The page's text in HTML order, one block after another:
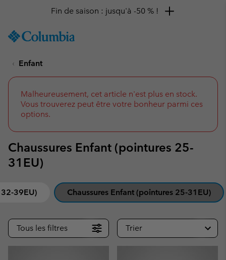
TO
SKIP
NAV
SKIP
TO
SEARCH
Remise de 10 % à saisir
Enfant
Malheureusement, cet article n'est plus en stock.
Vous trouverez peut être votre bonheur parmi ces
options.
Chaussures Enfant (pointures 25-
31EU)
39EU) Chaussures Enfant (pointures 25-31EU)
Tous les filtres Trier